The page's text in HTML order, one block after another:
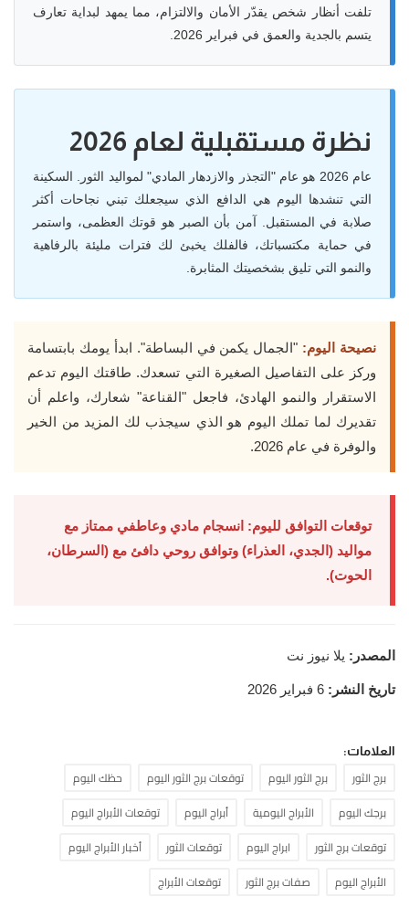
تلفت أنظار شخص يقدّر الأمان والالتزام، مما يمهد لبداية تعارف
يتسم بالجدية والعمق في فبراير 2026.
نظرة مستقبلية لعام 2026
عام 2026 هو عام "التجذر والازدهار المادي" لمواليد الثور. السكينة
التي تنشدها اليوم هي الدافع الذي سيجعلك تبني نجاحات أكثر
صلابة في المستقبل. آمن بأن الصبر هو قوتك العظمى، واستمر
في حماية مكتسباتك، فالفلك يخبئ لك فترات مليئة بالرفاهية
والنمو التي تليق بشخصيتك المثابرة.
نصيحة اليوم: "الجمال يكمن في البساطة". ابدأ يومك بابتسامة
وركز على التفاصيل الصغيرة التي تسعدك. طاقتك اليوم تدعم
الاستقرار والنمو الهادئ، فاجعل "القناعة" شعارك، واعلم أن
تقديرك لما تملك اليوم هو الذي سيجذب لك المزيد من الخير
والوفرة في عام 2026.
توقعات التوافق لليوم: انسجام مادي وعاطفي ممتاز مع
مواليد (الجدي، العذراء) وتوافق روحي دافئ مع (السرطان،
الحوت).
المصدر: يلا نيوز نت
تاريخ النشر:
العلامات:
برج الثور برج الثور اليوم توقعات برج الثور اليوم
حظك اليوم
برجك اليوم
الأبراج اليومية أبراج اليوم
توقعات الأبراج اليوم
توقعات برج الثور
ابراج اليوم توقعات الثور
أخبار الأبراج اليوم
الأبراج اليوم
صفات برج الثور توقعات الأبراج